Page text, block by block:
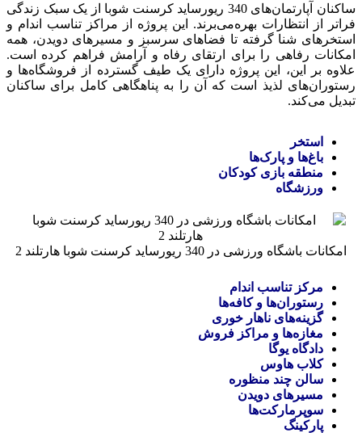
ساکنان آپارتمان‌های 340 ریورساید کرسنت شوبا از یک سبک زندگی
فراتر از انتظارات بهره‌می‌برند. این پروژه از مراکز تناسب اندام و
استخرهای شنا گرفته تا فضاهای سرسبز و مسیرهای دویدن، همه
امکانات رفاهی را برای ارتقای رفاه و آرامش فراهم کرده است.
علاوه بر این، این پروژه دارای یک طیف گسترده از فروشگاه‌ها و
رستوران‌های لذیذ است که آن را به پناهگاهی کامل برای ساکنان
تبدیل می‌کند.
استخر
باغ‌ها و پارک‌ها
منطقه بازی کودکان
ورزشگاه
امکانات باشگاه ورزشی در 340 ریورساید کرسنت شوبا هارتلند 2
مرکز تناسب اندام
رستوران‌ها و کافه‌ها
گزینه‌های ناهار خوری
مغازه‌ها و مراکز فروش
دادگاه یوگا
کلاب هاوس
سالن چند منظوره
مسیرهای دویدن
سوپرمارکت‌ها
پارکینگ